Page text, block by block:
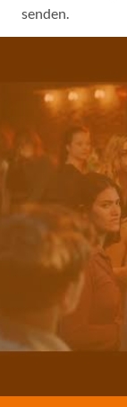
senden.